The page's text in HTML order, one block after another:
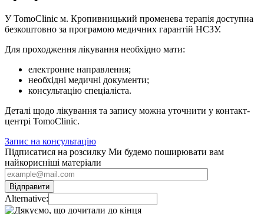
У TomoClinic м. Кропивницький променева терапія доступна
безкоштовно за програмою медичних гарантій НСЗУ.
Для проходження лікування необхідно мати:
електронне направлення;
необхідні медичні документи;
консультацію спеціаліста.
Деталі щодо лікування та запису можна уточнити у контакт-
центрі TomoClinic.
Запис на консультацію
Підписатися на розсилку Ми будемо поширювати вам
найкорисніші матеріали
Alternative: